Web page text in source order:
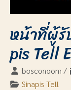
หน้าที่ผู้
pis Tell
bosconoom /
Sinapis Tell